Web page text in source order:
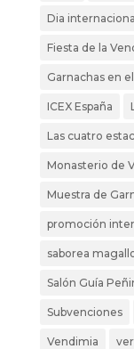
Dia
Fiesta de la
Garnachas en
ICEX España
Las cuatro
Monasterio de
Muestra de
promoción
saborea
Salón Guía
Subvenciones
Vendimia